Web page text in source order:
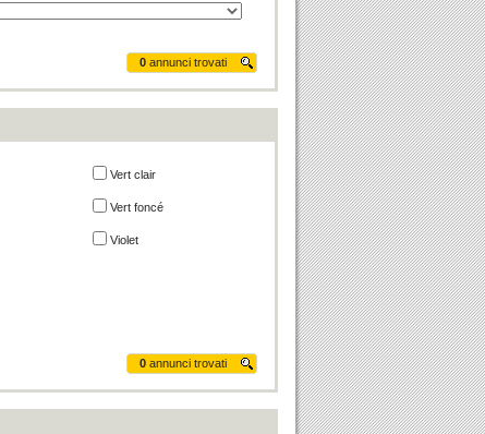
0 annunci trovati
Vert clair
Vert foncé
Violet
0 annunci trovati